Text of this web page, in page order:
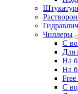
Чиллеры
С
Для
На
На
С